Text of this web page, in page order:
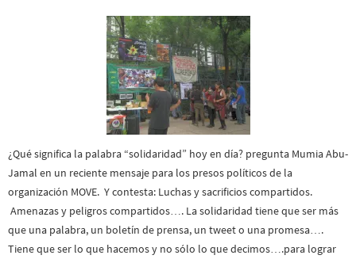
¿Qué significa la palabra “solidaridad” hoy en día? pregunta Mumia Abu-
Jamal en un reciente mensaje para los presos políticos de la
organización MOVE. Y contesta: Luchas y sacrificios compartidos.
Amenazas y peligros compartidos…. La solidaridad tiene que ser más
que una palabra, un boletín de prensa, un tweet o una promesa….
Tiene que ser lo que hacemos y no sólo lo que decimos….para lograr